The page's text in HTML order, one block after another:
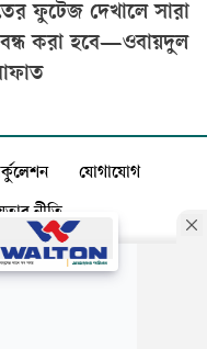
ফুটেজ দেখালে সারা
করা হবে—ওবায়দুল
যোগাযোগ
নীতি